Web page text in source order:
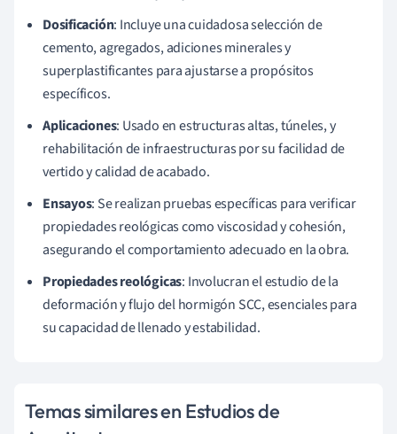
Dosificación: Incluye una cuidadosa selección de
cemento, agregados, adiciones minerales y
superplastificantes para ajustarse a propósitos
específicos.
Aplicaciones: Usado en estructuras altas, túneles, y
rehabilitación de infraestructuras por su facilidad de
vertido y calidad de acabado.
Ensayos: Se realizan pruebas específicas para verificar
propiedades reológicas como viscosidad y cohesión,
asegurando el comportamiento adecuado en la obra.
Propiedades reológicas: Involucran el estudio de la
deformación y flujo del hormigón SCC, esenciales para
su capacidad de llenado y estabilidad.
Temas similares en Estudios de